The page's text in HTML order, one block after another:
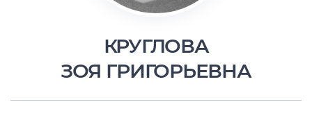
КРУГЛОВА
ЗОЯ ГРИГОРЬЕВНА